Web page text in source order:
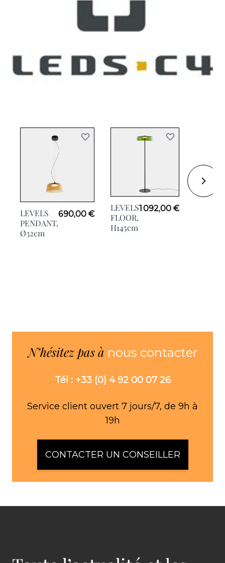
LEVELS
PENDANT,
Ø32cm
690,00 €
LEVELS
FLOOR,
H145cm
1 092,00 €
N’hésitez pas à nous contacter
Tél : +33 (0) 4 92 00 07 26
Service client ouvert 7 jours/7, de 9h à
19h
CONTACTER UN CONSEILLER